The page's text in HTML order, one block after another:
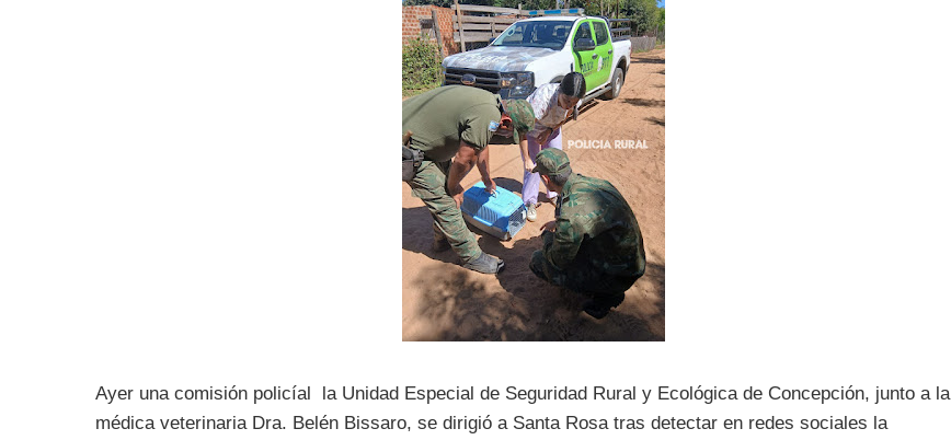
Ayer una comisión policíal la Unidad Especial de Seguridad Rural y Ecológica de Concepción, junto a la
médica veterinaria Dra. Belén Bissaro, se dirigió a Santa Rosa tras detectar en redes sociales la